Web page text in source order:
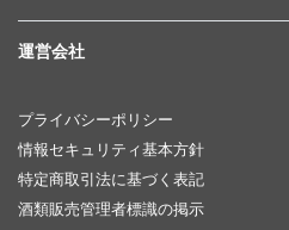
運営会社
プライバシーポリシー
情報セキュリティ基本方針
特定商取引法に基づく表記
酒類販売管理者標識の掲示